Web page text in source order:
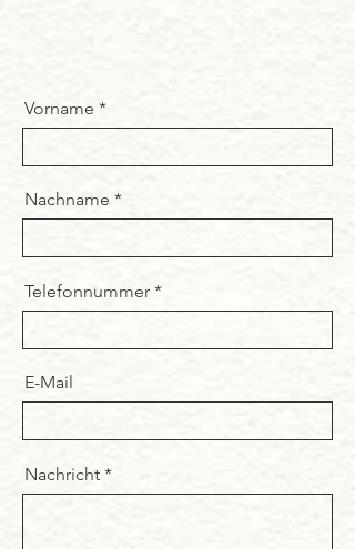
Vorname
Nachname
Telefonnummer
E-Mail
Nachricht